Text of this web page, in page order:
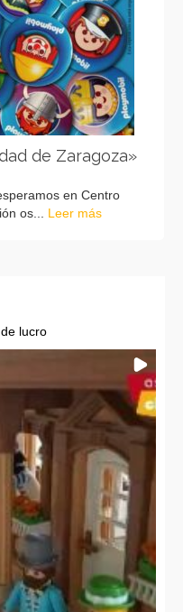
de Zaragoza»
en Centro
os... Leer más
lucro